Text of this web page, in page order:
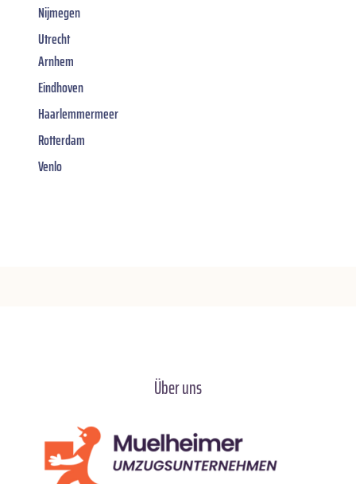
Nijmegen
Utrecht
Arnhem
Eindhoven
Haarlemmermeer
Rotterdam
Venlo
Über uns